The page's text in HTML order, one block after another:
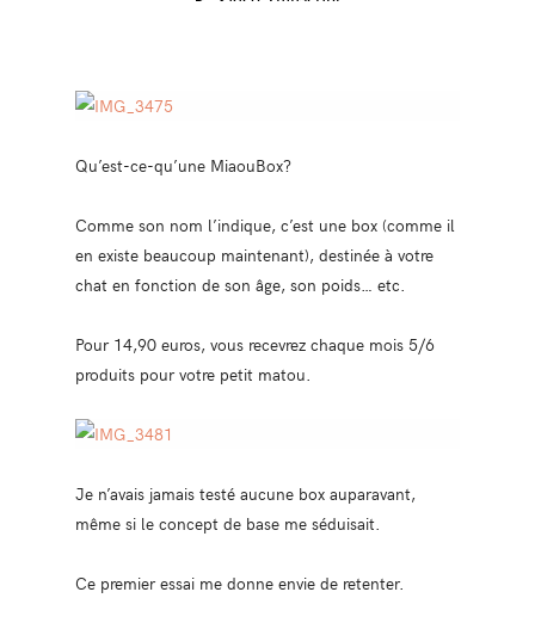
Qu’est-ce-qu’une MiaouBox?
Comme son nom l’indique, c’est une box (comme il
en existe beaucoup maintenant), destinée à votre
chat en fonction de son âge, son poids… etc.
Pour 14,90 euros, vous recevrez chaque mois 5/6
produits pour votre petit matou.
Je n’avais jamais testé aucune box auparavant,
même si le concept de base me séduisait.
Ce premier essai me donne envie de retenter.